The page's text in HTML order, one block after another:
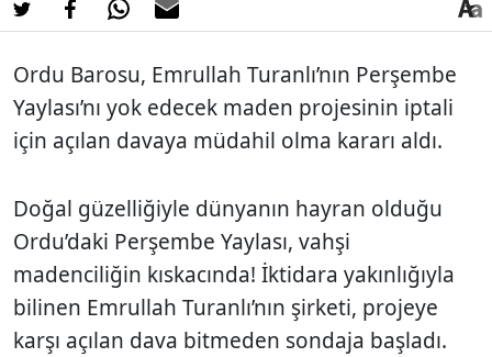
Ordu Barosu, Emrullah Turanlı’nın Perşembe
Yaylası’nı yok edecek maden projesinin iptali
için açılan davaya müdahil olma kararı aldı.
Doğal güzelliğiyle dünyanın hayran olduğu
Ordu’daki Perşembe Yaylası, vahşi
madenciliğin kıskacında! İktidara yakınlığıyla
bilinen Emrullah Turanlı’nın şirketi, projeye
karşı açılan dava bitmeden sondaja başladı.